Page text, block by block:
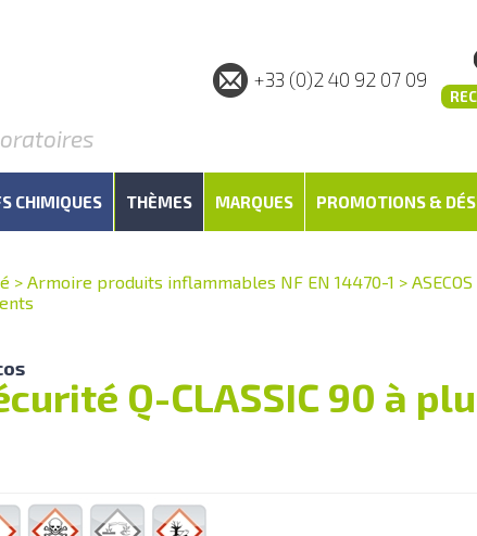
+33 (0)2 40 92 07 09
CHIMIQUES THÈMES MARQUES PROMOTIONS &
> Armoire produits inflammables NF EN 14470-1 >
Q-CLASSIC 90 à